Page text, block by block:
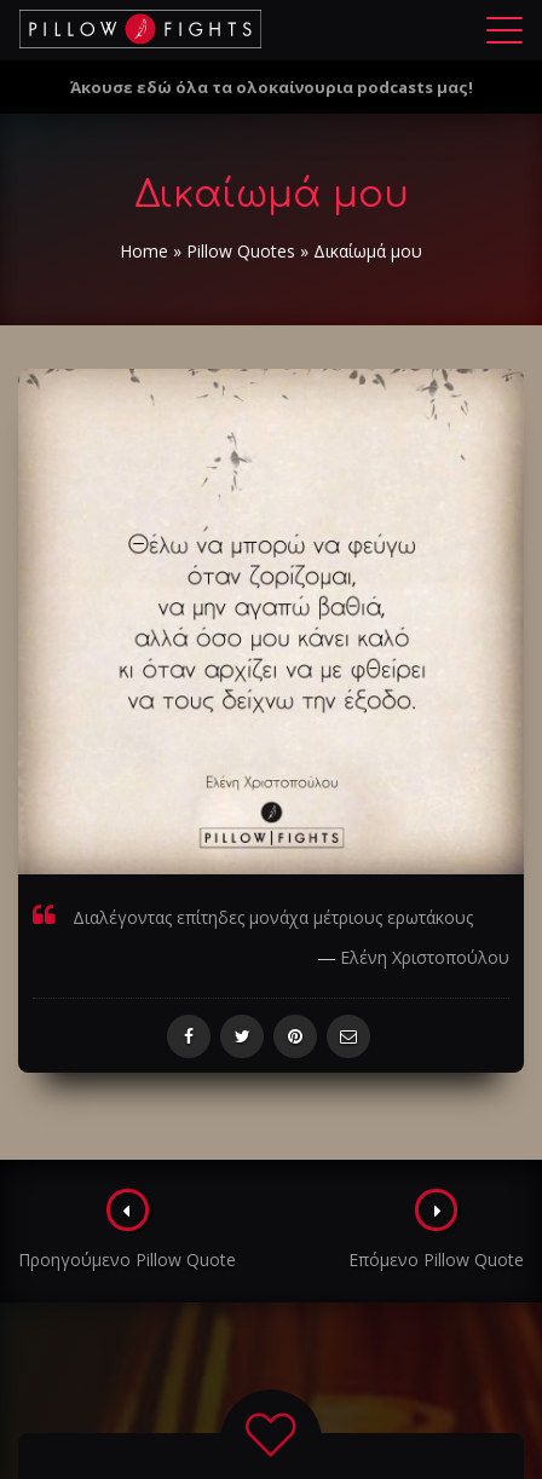
Μ
ο
Άκουσε εδώ όλα τα ολοκαίνουρια podcasts μας!
Δικαίωμά μου
Home » Pillow Quotes » Δικαίωμά μου
Διαλέγοντας επίτηδες μονάχα μέτριους ερωτάκους
― Ελένη Χριστοπούλου
Πλοήγηση
στα
άρθρα
Προηγούμενο Pillow Quote Επόμενο Pillow Quote